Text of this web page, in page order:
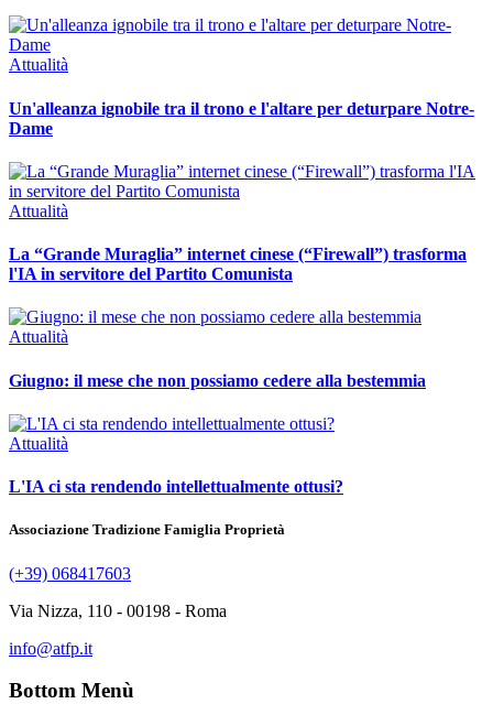
Attualità
Un'alleanza ignobile tra il trono e l'altare per deturpare Notre-
Dame
Attualità
La “Grande Muraglia” internet cinese (“Firewall”) trasforma
l'IA in servitore del Partito Comunista
Attualità
Giugno: il mese che non possiamo cedere alla bestemmia
Attualità
L'IA ci sta rendendo intellettualmente ottusi?
Associazione Tradizione Famiglia Proprietà
(+39) 068417603
Via Nizza, 110 - 00198 - Roma
info@atfp.it
Bottom Menù